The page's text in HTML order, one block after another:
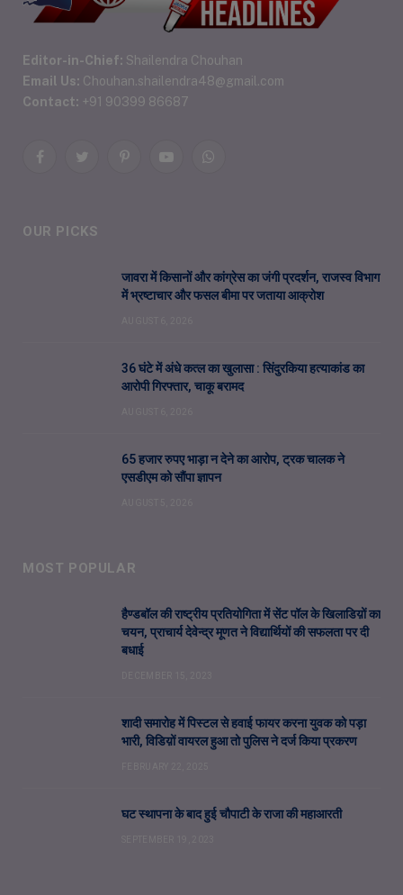
Editor-in-Chief: Shailendra Chouhan
Email Us: Chouhan.shailendra48@gmail.com
Contact: +91 90399 86687
FacebookTwitterPinterestYouTubeWhatsApp
OUR PICKS
जावरा में किसानों और कांग्रेस का जंगी प्रदर्शन, राजस्व विभाग
में भ्रष्टाचार और फसल बीमा पर जताया आक्रोश
36 घंटे में अंधे कत्ल का खुलासा : सिंदुरकिया हत्याकांड का
आरोपी गिरफ्तार, चाकू बरामद
65 हजार रुपए भाड़ा न देने का आरोप, ट्रक चालक ने
एसडीएम को सौंपा ज्ञापन
MOST POPULAR
हैण्डबॉल की राष्ट्रीय प्रतियोगिता में सेंट पॉल के खिलाडिय़ों का
चयन, प्राचार्य देवेन्द्र मूणत ने विद्यार्थियों की सफलता पर दी
बधाई
शादी समारोह में पिस्टल से हवाई फायर करना युवक को पड़ा
भारी, विडिय़ों वायरल हुआ तो पुलिस ने दर्ज किया प्रकरण
घट स्थापना के बाद हुई चौपाटी के राजा की महाआरती